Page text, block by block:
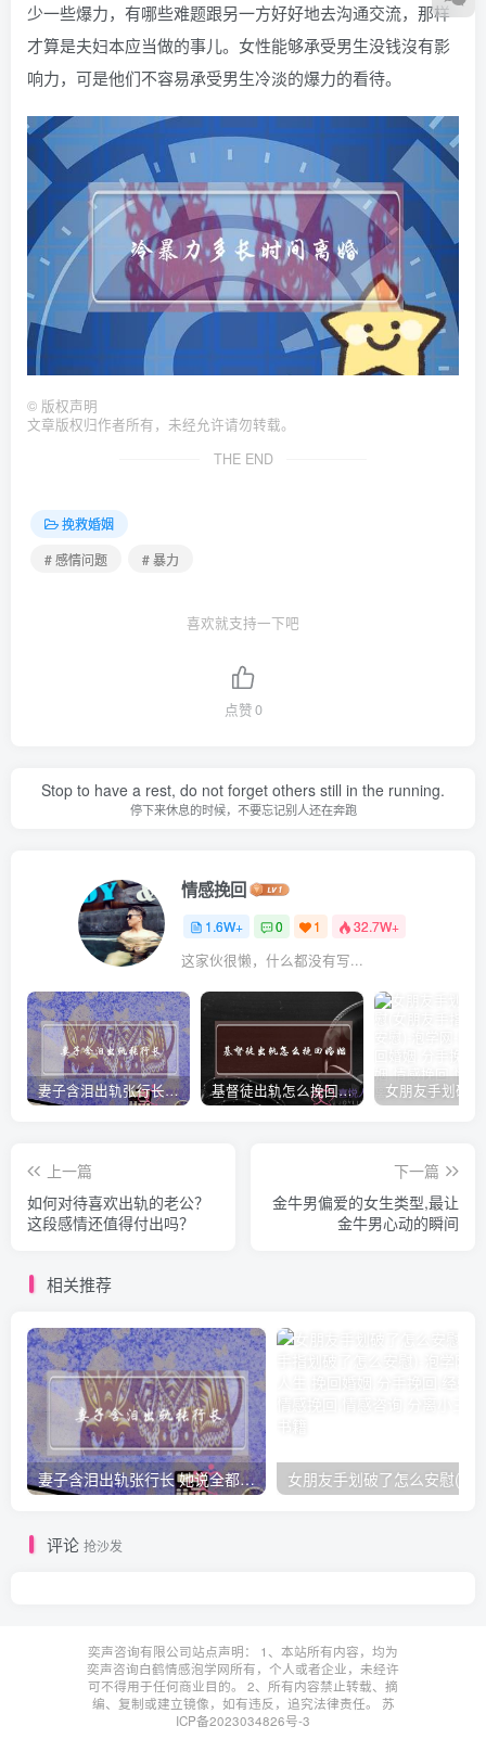
少一些爆力，有哪些难题跟另一方好好地去沟通交流，那样
才算是夫妇本应当做的事儿。女性能够承受男生没钱沒有影
响力，可是他们不容易承受男生冷淡的爆力的看待。
© 版权声明
文章版权归作者所有，未经允许请勿转载。
THE END
挽救婚姻
# 感情问题
# 暴力
喜欢就支持一下吧
点赞0
Stop to have a rest, do not forget others still in the running.
停下来休息的时候，不要忘记别人还在奔跑
情感挽回
1.6W+ 0 1 32.7W+
这家伙很懒，什么都没有写...
妻子含泪出轨张行长 她说全都是因为家中 基督徒出轨怎么挽回婚姻(基督徒面对出轨婚姻)
上一篇
如何对待喜欢出轨的老公？
这段感情还值得付出吗？
下一篇
金牛男偏爱的女生类型,最让
金牛男心动的瞬间
相关推荐
妻子含泪出轨张行长 她说全都是因为家中
评论 抢沙发
奕声咨询有限公司站点声明： 1、本站所有内容，均为
奕声咨询白鹤情感泡学网所有，个人或者企业，未经许
可不得用于任何商业目的。 2、所有内容禁止转载、摘
编、复制或建立镜像，如有违反，追究法律责任。 苏
ICP备2023034826号-3